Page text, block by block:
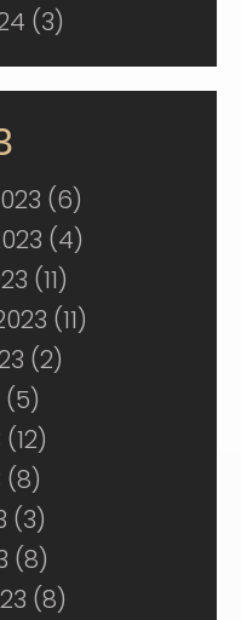
(3)
(6)
(4)
(11)
(11)
(2)
(5)
(8)
(3)
(8)
(8)